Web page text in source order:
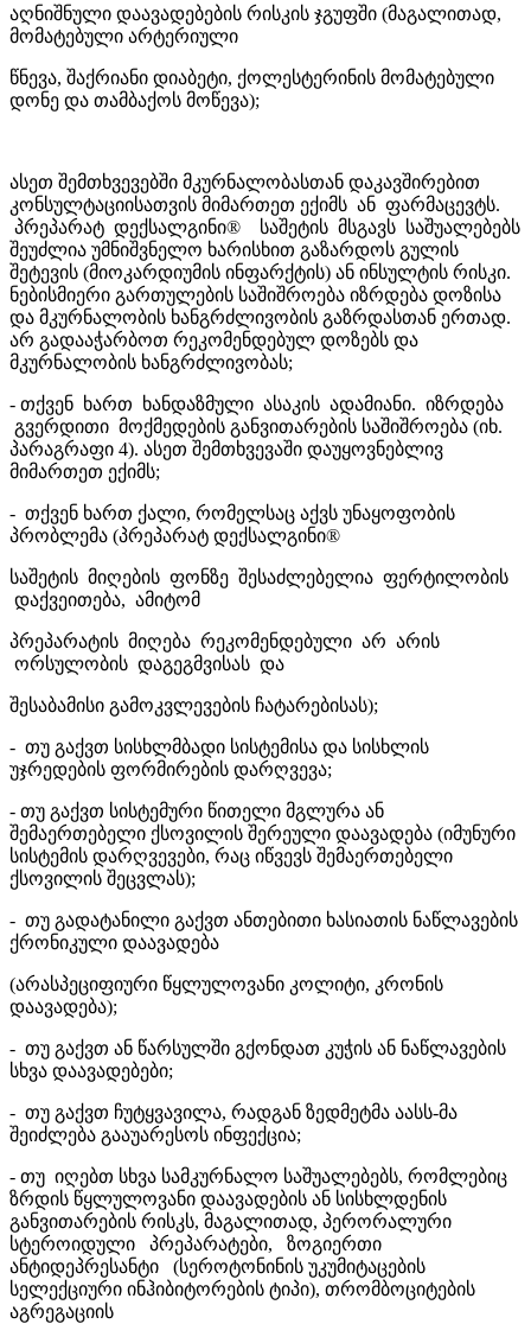
აღნიშნული დაავადებების რისკის ჯგუფში (მაგალითად,
მომატებული არტერიული
წნევა, შაქრიანი დიაბეტი, ქოლესტერინის მომატებული
დონე და თამბაქოს მოწევა);
ასეთ შემთხვევებში მკურნალობასთან დაკავშირებით
კონსულტაციისათვის მიმართეთ ექიმს ან ფარმაცევტს.
პრეპარატ დექსალგინი® საშეტის მსგავს საშუალებებს
შეუძლია უმნიშვნელო ხარისხით გაზარდოს გულის
შეტევის (მიოკარდიუმის ინფარქტის) ან ინსულტის რისკი.
ნებისმიერი გართულების საშიშროება იზრდება დოზისა
და მკურნალობის ხანგრძლივობის გაზრდასთან ერთად.
არ გადააჭარბოთ რეკომენდებულ დოზებს და
მკურნალობის ხანგრძლივობას;
- თქვენ ხართ ხანდაზმული ასაკის ადამიანი. იზრდება
გვერდითი მოქმედების განვითარების საშიშროება (იხ.
პარაგრაფი 4). ასეთ შემთხვევაში დაუყოვნებლივ
მიმართეთ ექიმს;
- თქვენ ხართ ქალი, რომელსაც აქვს უნაყოფობის
პრობლემა (პრეპარატ დექსალგინი®
საშეტის მიღების ფონზე შესაძლებელია ფერტილობის
დაქვეითება, ამიტომ
პრეპარატის მიღება რეკომენდებული არ არის
ორსულობის დაგეგმვისას და
შესაბამისი გამოკვლევების ჩატარებისას);
- თუ გაქვთ სისხლმბადი სისტემისა და სისხლის
უჯრედების ფორმირების დარღვევა;
- თუ გაქვთ სისტემური წითელი მგლურა ან
შემაერთებელი ქსოვილის შერეული დაავადება (იმუნური
სისტემის დარღვევები, რაც იწვევს შემაერთებელი
ქსოვილის შეცვლას);
- თუ გადატანილი გაქვთ ანთებითი ხასიათის ნაწლავების
ქრონიკული დაავადება
(არასპეციფიური წყლულოვანი კოლიტი, კრონის
დაავადება);
- თუ გაქვთ ან წარსულში გქონდათ კუჭის ან ნაწლავების
სხვა დაავადებები;
- თუ გაქვთ ჩუტყვავილა, რადგან ზედმეტმა აასს-მა
შეიძლება გააუარესოს ინფექცია;
- თუ იღებთ სხვა სამკურნალო საშუალებებს, რომლებიც
ზრდის წყლულოვანი დაავადების ან სისხლდენის
განვითარების რისკს, მაგალითად, პერორალური
სტეროიდული პრეპარატები, ზოგიერთი
ანტიდეპრესანტი (სეროტონინის უკუმიტაცების
სელექციური ინჰიბიტორების ტიპი), თრომბოციტების
აგრეგაციის